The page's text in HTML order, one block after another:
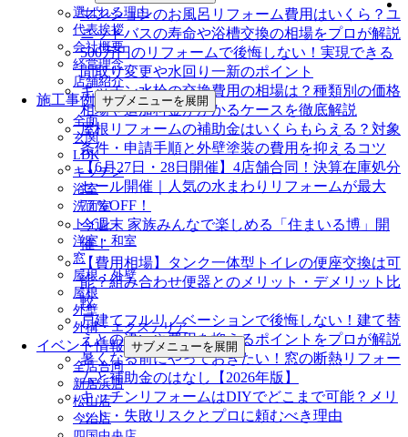
選ばれる理由
代表挨拶
会社概要
経営理念
店舗紹介
施工事例 サブメニューを展開
全面
玄関
LDK
キッチン
浴室
洗面室
トイレ
洋室・和室
窓
屋根・外壁
屋根
外壁
外構・エクステリア
イベント情報 サブメニューを展開
全店合同
新居浜店
松山店
今治店
マンションのお風呂リフォーム費用はいくら？ユ
ニットバスの寿命や浴槽交換の相場をプロが解説
500万円のリフォームで後悔しない！実現できる
間取り変更や水回り一新のポイント
キッチン水栓の交換費用の相場は？種類別の価格
相場や追加料金がかかるケースを徹底解説
屋根リフォームの補助金はいくらもらえる？対象
条件・申請手順と外壁塗装の費用を抑えるコツ
【6月27日・28日開催】4店舗合同！決算在庫処分
セール開催｜人気の水まわりリフォームが最大
77％OFF！
今週末 家族みんなで楽しめる「住まいる博」開
催！
【費用相場】タンク一体型トイレの便座交換は可
能？組み合わせ便器とのメリット・デメリット比
較
戸建てフルリノベーションで後悔しない！建て替
えとの違いや費用を抑えるポイントをプロが解説
暑くなる前にやっておきたい！窓の断熱リフォー
ムと補助金のはなし【2026年版】
キッチンリフォームはDIYでどこまで可能？メリ
ット・失敗リスクとプロに頼むべき理由